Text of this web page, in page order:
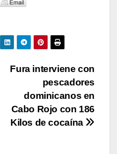
Fura interviene con
pescadores
dominicanos en
Cabo Rojo con 186
Kilos de cocaína